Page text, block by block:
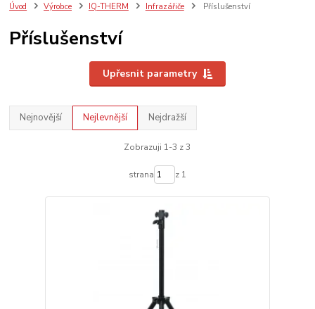
Úvod Výrobce IQ-THERM Infrazářiče Příslušenství
Příslušenství
Upřesnit parametry
Nejnovější Nejlevnější Nejdražší
Zobrazuji 1-3 z 3
strana z 1